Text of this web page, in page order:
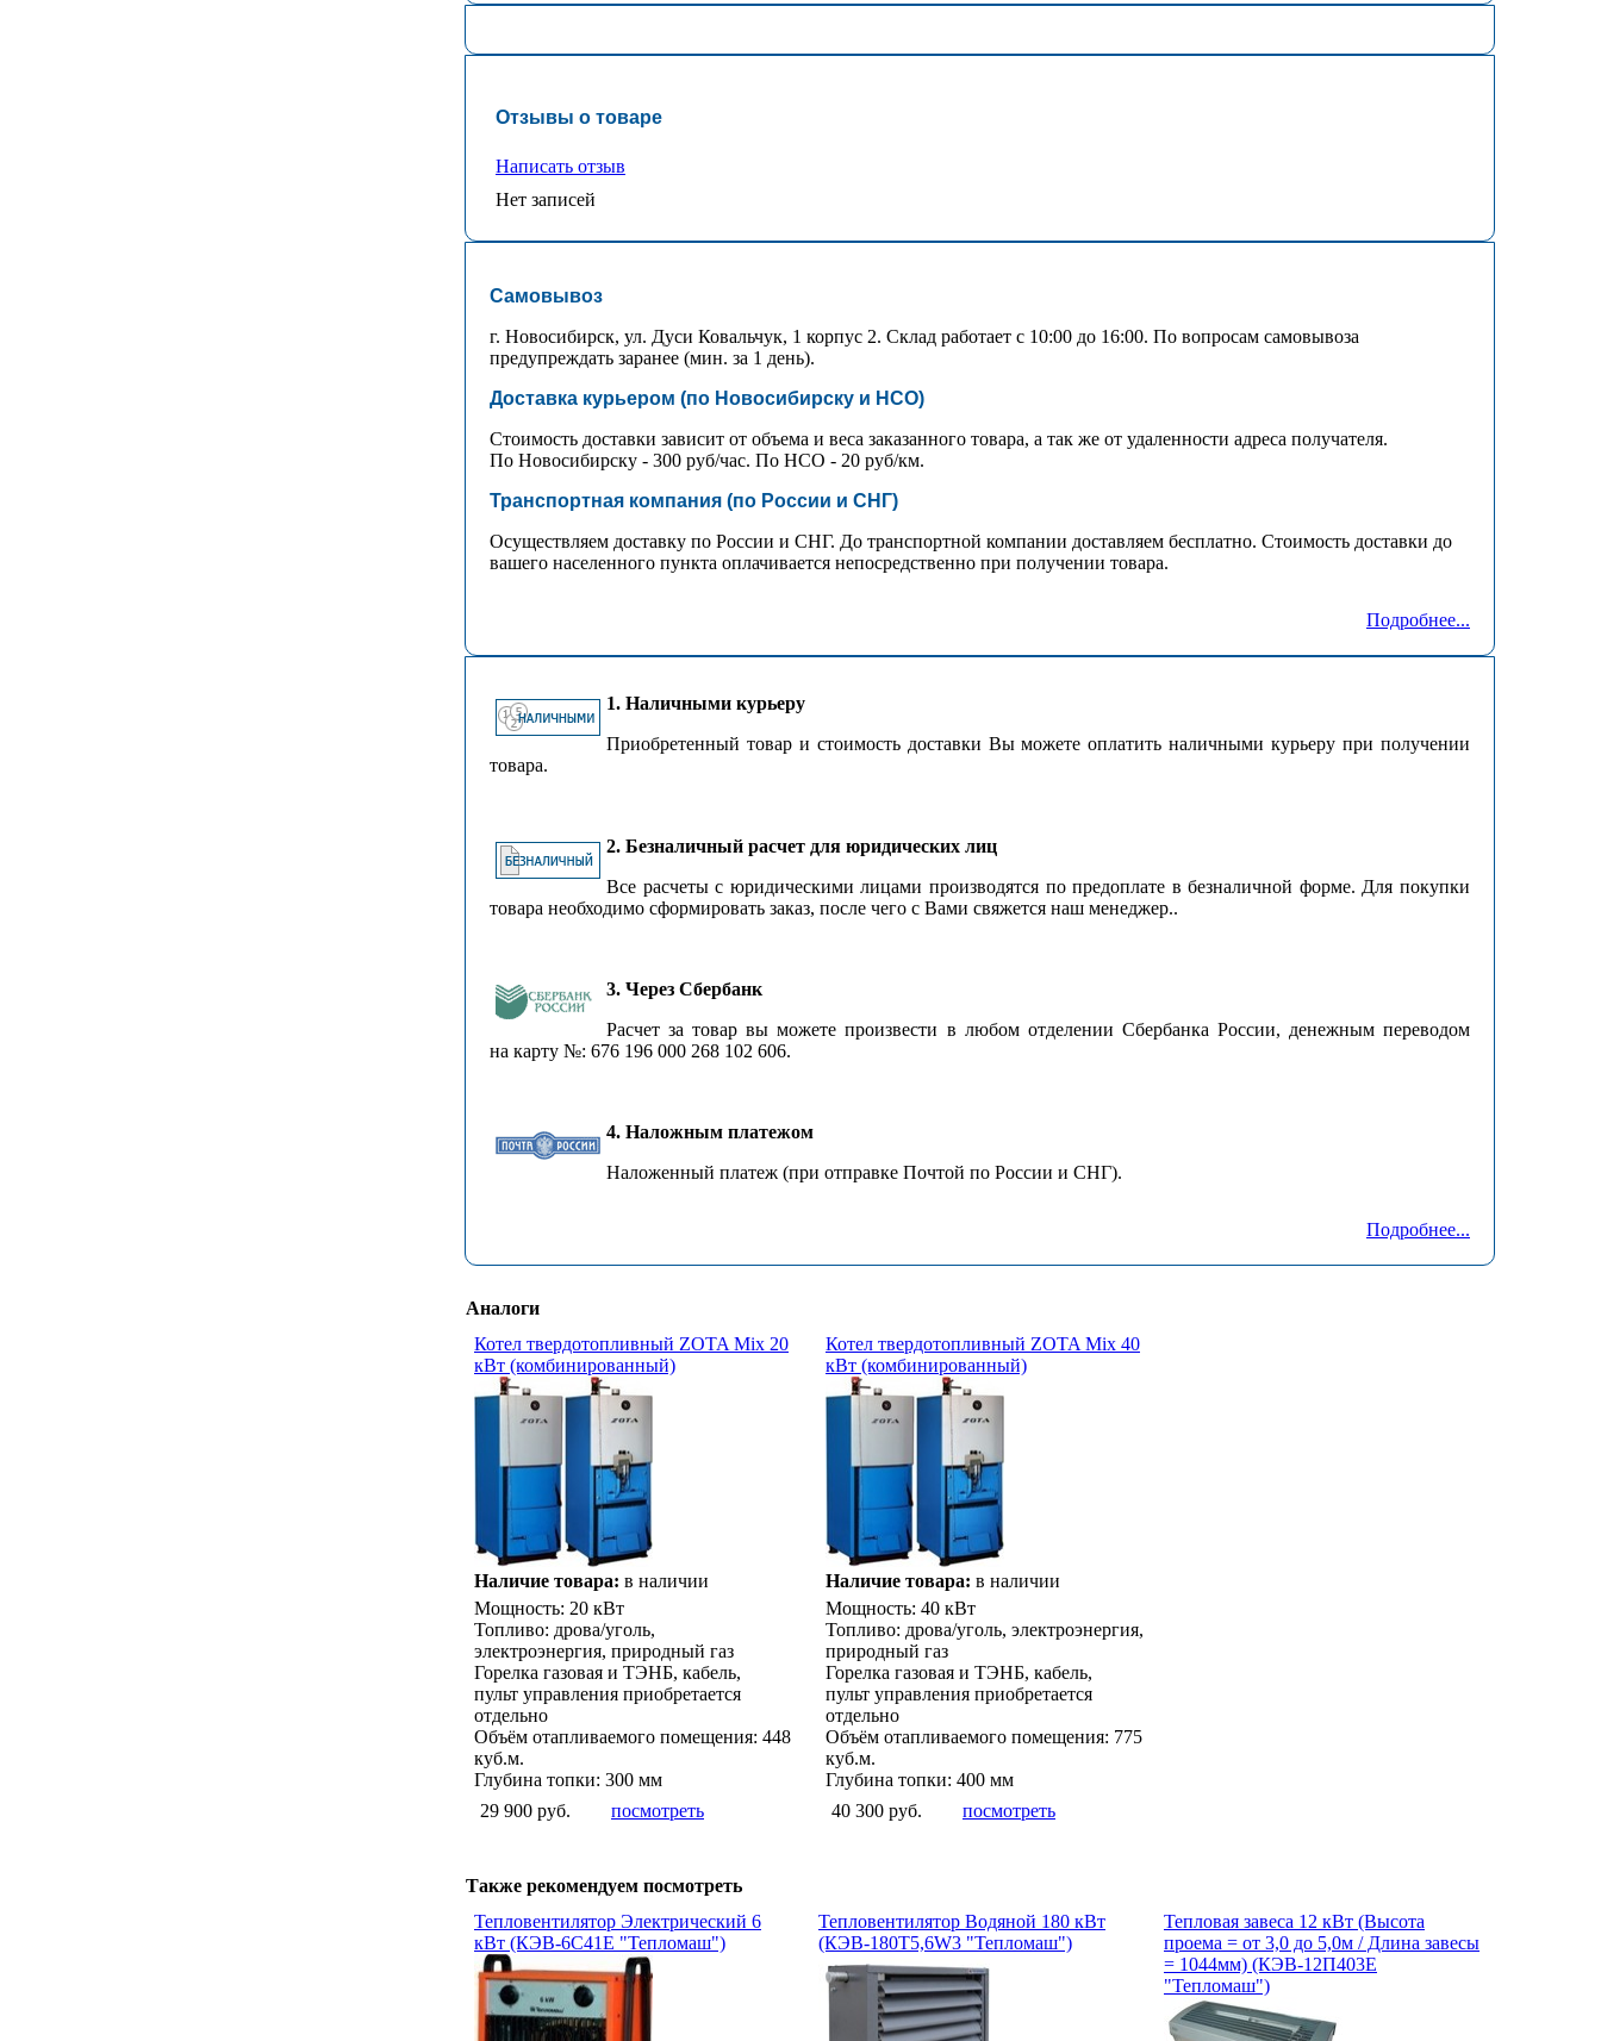
Отзывы о товаре
Написать отзыв
Нет записей
Самовывоз
г. Новосибирск, ул. Дуси Ковальчук, 1 корпус 2. Склад работает с 10:00 до 16:00. По вопросам самовывоза
предупреждать заранее (мин. за 1 день).
Доставка курьером (по Новосибирску и НСО)
Стоимость доставки зависит от объема и веса заказанного товара, а так же от удаленности адреса получателя.
По Новосибирску - 300 руб/час. По НСО - 20 руб/км.
Транспортная компания (по России и СНГ)
Осуществляем доставку по России и СНГ. До транспортной компании доставляем бесплатно. Стоимость доставки до
вашего населенного пункта оплачивается непосредственно при получении товара.
Подробнее...
1. Наличными курьеру
Приобретенный товар и стоимость доставки Вы можете оплатить наличными курьеру при получении
товара.
2. Безналичный расчет для юридических лиц
Все расчеты с юридическими лицами производятся по предоплате в безналичной форме. Для покупки
товара необходимо сформировать заказ, после чего с Вами свяжется наш менеджер..
3. Через Сбербанк
Расчет за товар вы можете произвести в любом отделении Сбербанка России, денежным переводом
на карту №: 676 196 000 268 102 606.
4. Наложным платежом
Наложенный платеж (при отправке Почтой по России и СНГ).
Подробнее...
Аналоги
Котел твердотопливный ZOTA Mix 20
кВт (комбинированный)
Наличие товара: в наличии
Мощность: 20 кВт
Топливо: дрова/уголь,
электроэнергия, природный газ
Горелка газовая и ТЭНБ, кабель,
пульт управления приобретается
отдельно
Объём отапливаемого помещения: 448
куб.м.
Глубина топки: 300 мм
29 900 руб.
посмотреть
Котел твердотопливный ZOTA Mix 40
кВт (комбинированный)
Наличие товара: в наличии
Мощность: 40 кВт
Топливо: дрова/уголь, электроэнергия,
природный газ
Горелка газовая и ТЭНБ, кабель,
пульт управления приобретается
отдельно
Объём отапливаемого помещения: 775
куб.м.
Глубина топки: 400 мм
40 300 руб.
посмотреть
Также рекомендуем посмотреть
Тепловентилятор Электрический 6
кВт (КЭВ-6С41Е "Тепломаш")
Тепловентилятор Водяной 180 кВт
(КЭВ-180Т5,6W3 "Тепломаш")
Тепловая завеса 12 кВт (Высота
проема = от 3,0 до 5,0м / Длина завесы
= 1044мм) (КЭВ-12П403Е
"Тепломаш")